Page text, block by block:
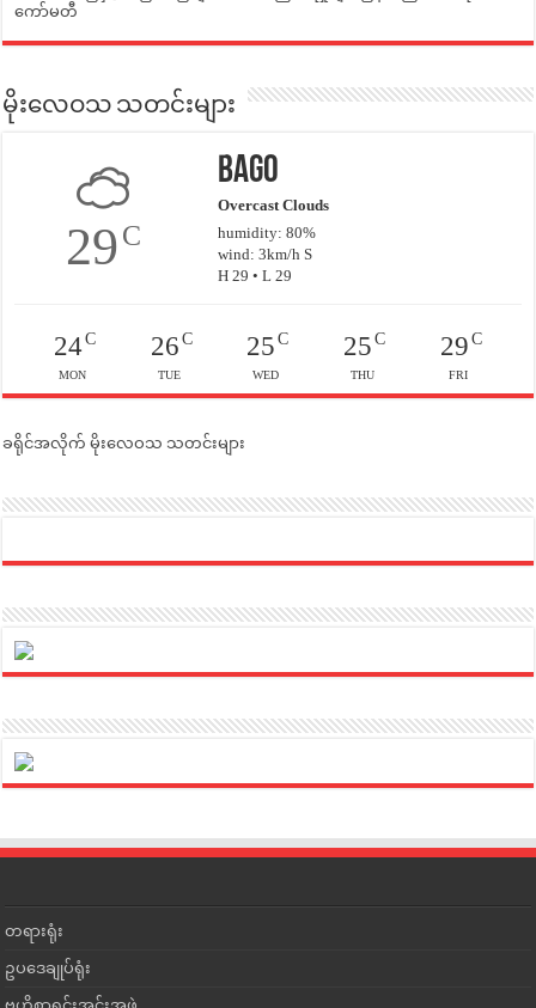
ကော်မတီ
မိုးလေဝသ သတင်းများ
29C
Bago
Overcast Clouds
humidity: 80%
wind: 3km/h S
H 29 • L 29
24C
MON
26C
TUE
25 C
WED
25C
THU
29C
FRI
ခရိုင်အလိုက် မိုးလေဝသ သတင်းများ
တရားရုံး
ဥပဒေချုပ်ရုံး